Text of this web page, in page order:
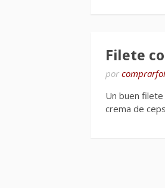
Filete
por
Un buen
crema de